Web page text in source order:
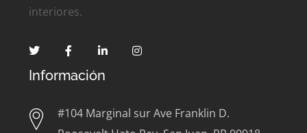
interiores.
Información
#104 Marginal sur Ave Franklin D.